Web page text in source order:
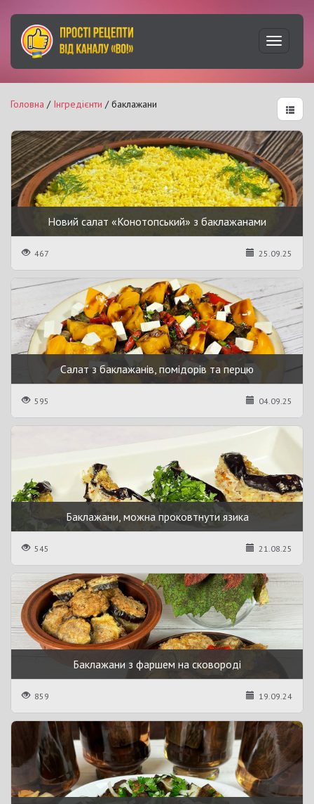
Головна / Інгредієнти / баклажани
Новий салат «Конотопський» з баклажанами
467 25.09.25
Салат з баклажанів, помідорів та перцю
595 04.09.25
Баклажани, можна проковтнути язика
545 21.08.25
Баклажани з фаршем на сковороді
859 19.09.24